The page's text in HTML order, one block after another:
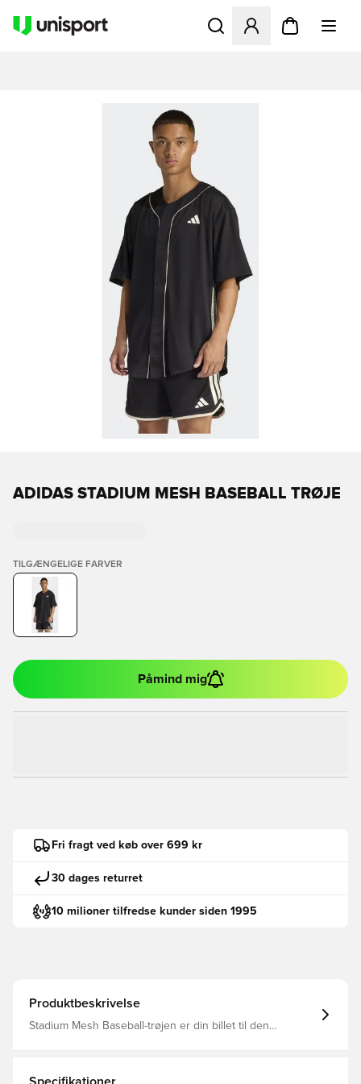
Åbner en Modal til at
ADIDAS STADIUM MESH BASEBALL TRØJE
TILGÆNGELIGE FARVER
Påmind mig
Fri fragt ved køb over 699 kr
30 dages returret
10 milioner tilfredse kunder siden 1995
Produktbeskrivelse
Stadium Mesh Baseball-trøjen er din billet til den
fans af både amerikansk fodbold, basketball og